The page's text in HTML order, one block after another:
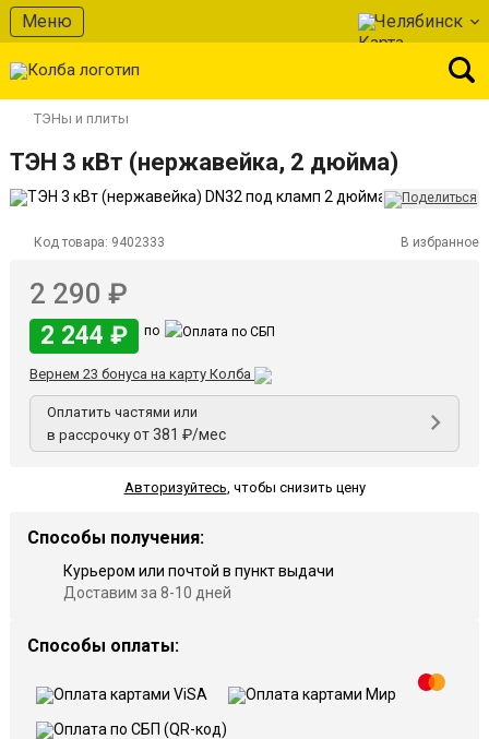
Меню Челябинск
ТЭНы и плиты
ТЭН 3 кВт (нержавейка, 2 дюйма)
Код товара: 9402333 В избранное
2 290 ₽
2 244 ₽ по
Вернем 23 бонуса на карту Колба
Оплатить частями или
в рассрочку от 381 ₽/мес
Авторизуйтесь, чтобы снизить цену
Способы получения:
Курьером или почтой в пункт выдачи
Доставим за 8-10 дней
Способы оплаты: